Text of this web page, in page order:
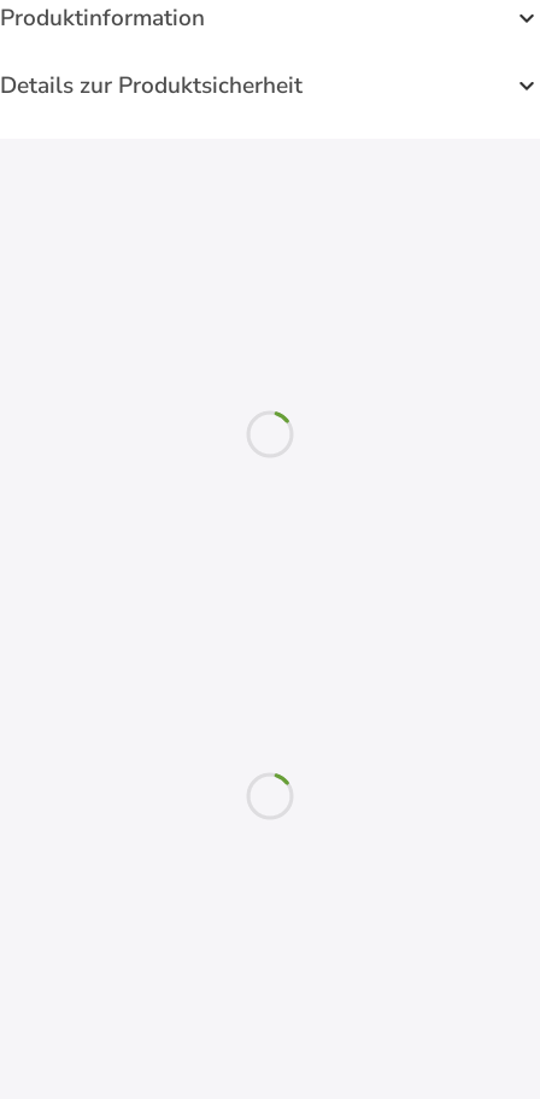
Produktinformation
Details zur Produktsicherheit